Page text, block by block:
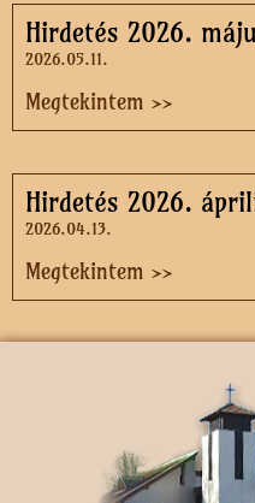
Hirdetés 2026.
2026.05.11.
Megtekintem >>
Hirdetés 2026.
2026.04.13.
Megtekintem >>